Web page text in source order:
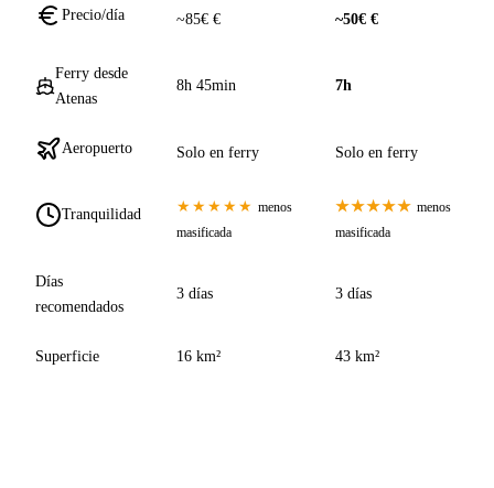
Precio/día ~85€ € ~50€ €
Ferry desde
Atenas
8h 45min 7h
Aeropuerto Solo en ferry Solo en ferry
Tranquilidad ★★★★★ menos
masificada
★★★★★ menos
masificada
Días
recomendados
3 días 3 días
Superficie 16 km² 43 km²